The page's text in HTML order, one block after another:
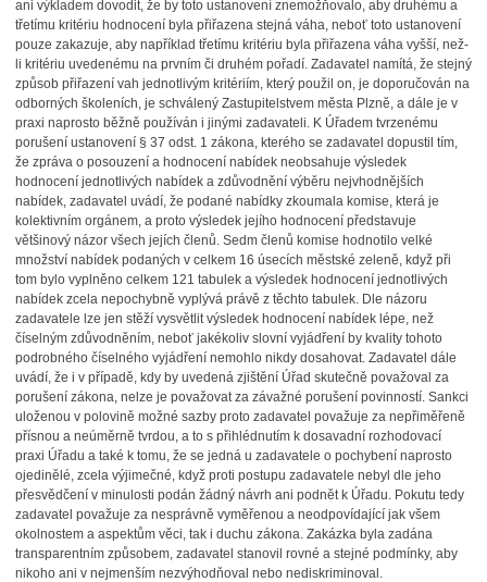
ani výkladem dovodit, že by toto ustanovení znemožňovalo, aby druhému a
třetímu kritériu hodnocení byla přiřazena stejná váha, neboť toto ustanovení
pouze zakazuje, aby například třetímu kritériu byla přiřazena váha vyšší, než-
li kritériu uvedenému na prvním či druhém pořadí. Zadavatel namítá, že stejný
způsob přiřazení vah jednotlivým kritériím, který použil on, je doporučován na
odborných školeních, je schválený Zastupitelstvem města Plzně, a dále je v
praxi naprosto běžně používán i jinými zadavateli. K Úřadem tvrzenému
porušení ustanovení § 37 odst. 1 zákona, kterého se zadavatel dopustil tím,
že zpráva o posouzení a hodnocení nabídek neobsahuje výsledek
hodnocení jednotlivých nabídek a zdůvodnění výběru nejvhodnějších
nabídek, zadavatel uvádí, že podané nabídky zkoumala komise, která je
kolektivním orgánem, a proto výsledek jejího hodnocení představuje
většinový názor všech jejích členů. Sedm členů komise hodnotilo velké
množství nabídek podaných v celkem 16 úsecích městské zeleně, když při
tom bylo vyplněno celkem 121 tabulek a výsledek hodnocení jednotlivých
nabídek zcela nepochybně vyplývá právě z těchto tabulek. Dle názoru
zadavatele lze jen stěží vysvětlit výsledek hodnocení nabídek lépe, než
číselným zdůvodněním, neboť jakékoliv slovní vyjádření by kvality tohoto
podrobného číselného vyjádření nemohlo nikdy dosahovat. Zadavatel dále
uvádí, že i v případě, kdy by uvedená zjištění Úřad skutečně považoval za
porušení zákona, nelze je považovat za závažné porušení povinností. Sankci
uloženou v polovině možné sazby proto zadavatel považuje za nepřiměřeně
přísnou a neúměrně tvrdou, a to s přihlédnutím k dosavadní rozhodovací
praxi Úřadu a také k tomu, že se jedná u zadavatele o pochybení naprosto
ojedinělé, zcela výjimečné, když proti postupu zadavatele nebyl dle jeho
přesvědčení v minulosti podán žádný návrh ani podnět k Úřadu. Pokutu tedy
zadavatel považuje za nesprávně vyměřenou a neodpovídající jak všem
okolnostem a aspektům věci, tak i duchu zákona. Zakázka byla zadána
transparentním způsobem, zadavatel stanovil rovné a stejné podmínky, aby
nikoho ani v nejmenším nezvýhodňoval nebo nediskriminoval.